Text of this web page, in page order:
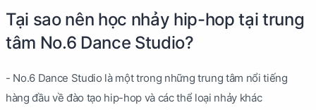
Tại sao nên học nhảy hip-hop tại trung
tâm No.6 Dance Studio?
- No.6 Dance Studio là một trong những trung tâm nổi tiếng
hàng đầu về đào tạo hip-hop và các thể loại nhảy khác